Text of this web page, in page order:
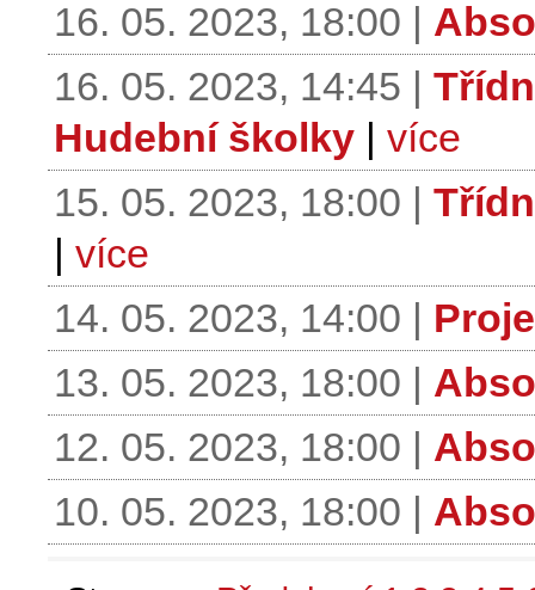
16. 05. 2023, 18:00 |
16. 05. 2023, 14:45 |
Hudební školky | více
15. 05. 2023, 18:00 |
| více
14. 05. 2023, 14:00 |
13. 05. 2023, 18:00 |
12. 05. 2023, 18:00 |
10. 05. 2023, 18:00 |